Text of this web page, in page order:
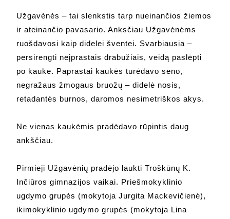
Užgavėnės – tai slenkstis tarp nueinančios žiemos
ir ateinančio pavasario. Anksčiau Užgavėnėms
ruošdavosi kaip didelei šventei. Svarbiausia –
persirengti neįprastais drabužiais, veidą paslėpti
po kauke. Paprastai kaukės turėdavo seno,
negražaus žmogaus bruožų – didelė nosis,
retadantės burnos, daromos nesimetriškos akys.
Ne vienas kaukėmis pradėdavo rūpintis daug
ankščiau.
Pirmieji Užgavėnių pradėjo laukti Troškūnų K.
Inčiūros gimnazijos vaikai. Priešmokyklinio
ugdymo grupės (mokytoja Jurgita Mackevičienė),
ikimokyklinio ugdymo grupės (mokytoja Lina